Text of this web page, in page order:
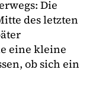
Die
des letzten
eine kleine
ob sich ein